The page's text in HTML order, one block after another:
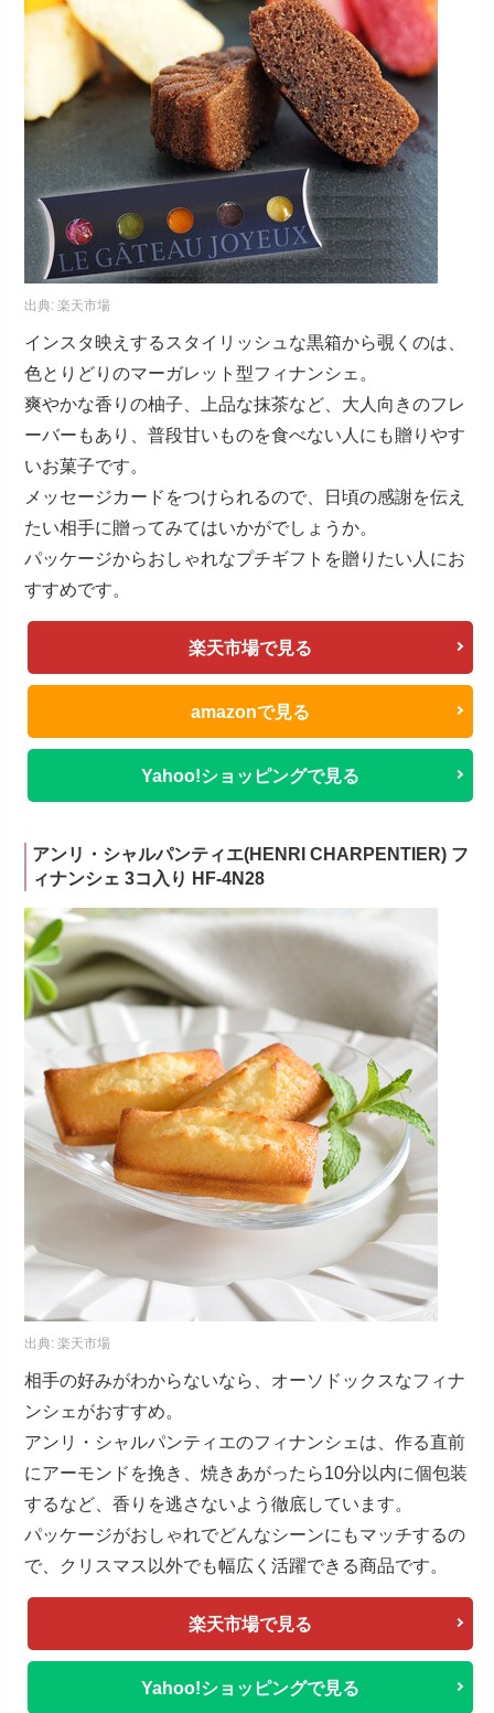
出典:楽天市場
インスタ映えするスタイリッシュな黒箱から覗くのは、
色とりどりのマーガレット型フィナンシェ。
爽やかな香りの柚子、上品な抹茶など、大人向きのフレ
ーバーもあり、普段甘いものを食べない人にも贈りやす
いお菓子です。
メッセージカードをつけられるので、日頃の感謝を伝え
たい相手に贈ってみてはいかがでしょうか。
パッケージからおしゃれなプチギフトを贈りたい人にお
すすめです。
楽天市場で見る
amazonで見る
Yahoo!ショッピングで見る
アンリ・シャルパンティエ(HENRI CHARPENTIER) フ
ィナンシェ 3コ入り HF-4N28
出典:楽天市場
相手の好みがわからないなら、オーソドックスなフィナ
ンシェがおすすめ。
アンリ・シャルパンティエのフィナンシェは、作る直前
にアーモンドを挽き、焼きあがったら10分以内に個包装
するなど、香りを逃さないよう徹底しています。
パッケージがおしゃれでどんなシーンにもマッチするの
で、クリスマス以外でも幅広く活躍できる商品です。
楽天市場で見る
Yahoo!ショッピングで見る